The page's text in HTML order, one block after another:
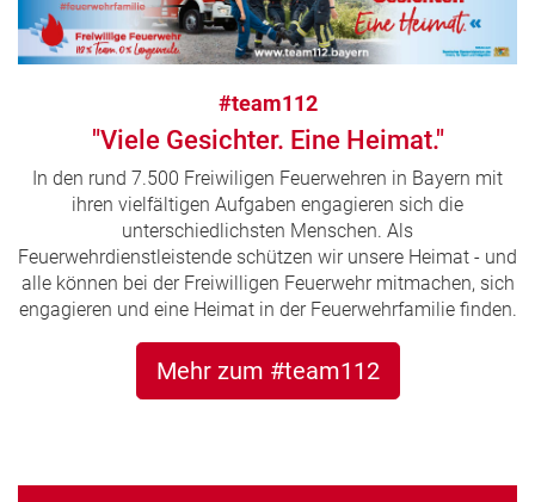
#team112
"Viele Gesichter. Eine Heimat."
In den rund 7.500 Freiwiligen Feuerwehren in Bayern mit
ihren vielfältigen Aufgaben engagieren sich die
unterschiedlichsten Menschen. Als
Feuerwehrdienstleistende schützen wir unsere Heimat - und
alle können bei der Freiwilligen Feuerwehr mitmachen, sich
engagieren und eine Heimat in der Feuerwehrfamilie finden.
Mehr zum #team112